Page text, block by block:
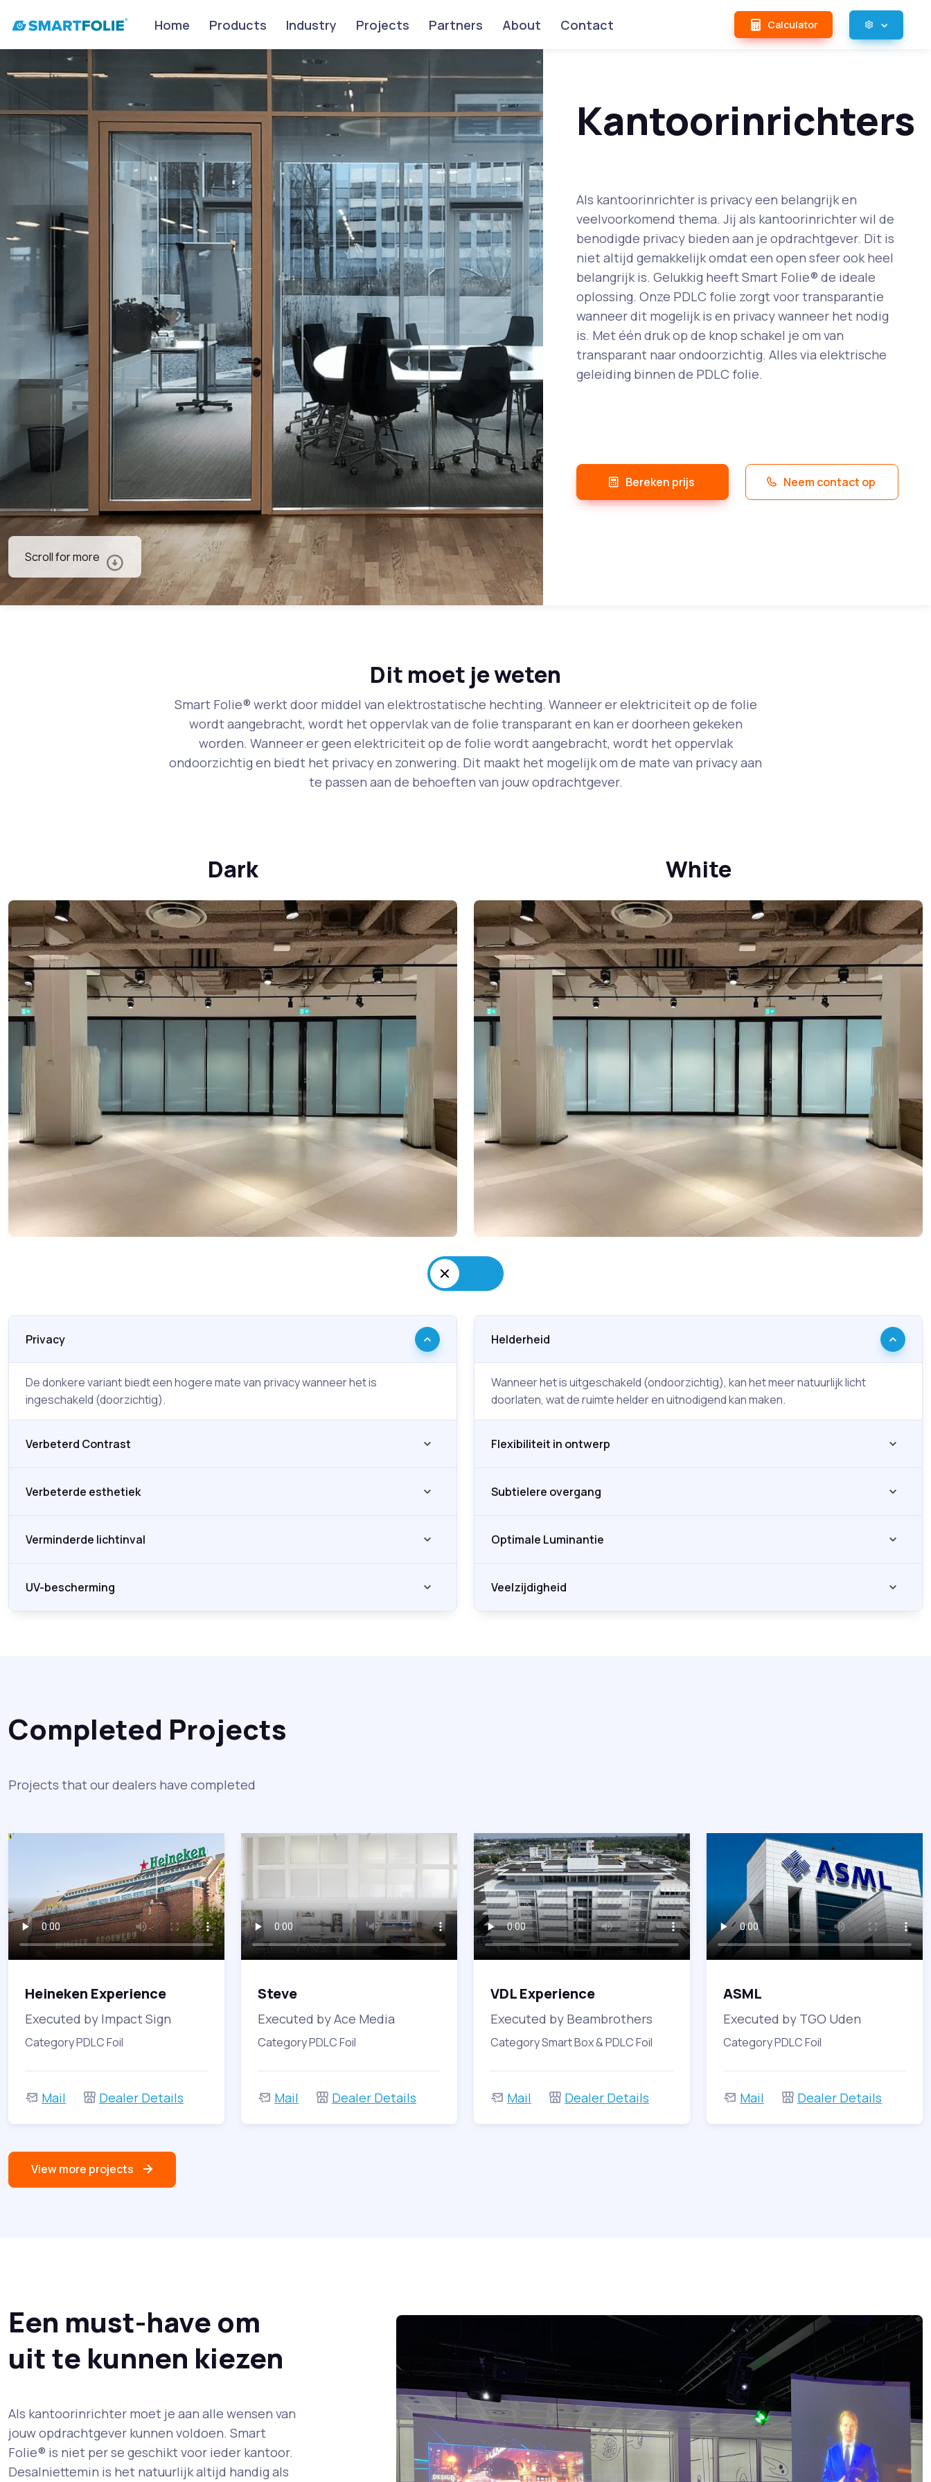
Home Products Industry Projects Partners About Contact Calculator
Kantoorinrichters
Als kantoorinrichter is privacy een belangrijk en
veelvoorkomend thema. Jij als kantoorinrichter wil de
benodigde privacy bieden aan je opdrachtgever. Dit is
niet altijd gemakkelijk omdat een open sfeer ook heel
belangrijk is. Gelukkig heeft Smart Folie® de ideale
oplossing. Onze PDLC folie zorgt voor transparantie
wanneer dit mogelijk is en privacy wanneer het nodig
is. Met één druk op de knop schakel je om van
transparant naar ondoorzichtig. Alles via elektrische
geleiding binnen de PDLC folie.
Bereken prijs Neem contact op
Scroll for more
Dit moet je weten
Smart Folie® werkt door middel van elektrostatische hechting. Wanneer er elektriciteit op de folie
wordt aangebracht, wordt het oppervlak van de folie transparant en kan er doorheen gekeken
worden. Wanneer er geen elektriciteit op de folie wordt aangebracht, wordt het oppervlak
ondoorzichtig en biedt het privacy en zonwering. Dit maakt het mogelijk om de mate van privacy aan
te passen aan de behoeften van jouw opdrachtgever.
Dark White
Privacy
De donkere variant biedt een hogere mate van privacy wanneer het is
ingeschakeld (doorzichtig).
Verbeterd Contrast
Verbeterde esthetiek
Verminderde lichtinval
UV-bescherming
Helderheid
Wanneer het is uitgeschakeld (ondoorzichtig), kan het meer natuurlijk licht
doorlaten, wat de ruimte helder en uitnodigend kan maken.
Flexibiliteit in ontwerp
Subtielere overgang
Optimale Luminantie
Veelzijdigheid
Completed Projects
Projects that our dealers have completed
Heineken Experience
Executed by Impact Sign
Category PDLC Foil
Mail Dealer Details
Steve
Executed by Ace Media
Category PDLC Foil
Mail Dealer Details
VDL Experience
Executed by Beambrothers
Category Smart Box & PDLC Foil
Mail Dealer Details
ASML
Executed by TGO Uden
Category PDLC Foil
Mail Dealer Details
View more projects
Een must-have om
uit te kunnen kiezen
Als kantoorinrichter moet je aan alle wensen van
jouw opdrachtgever kunnen voldoen. Smart
Folie® is niet per se geschikt voor ieder kantoor.
Desalniettemin is het natuurlijk altijd handig als